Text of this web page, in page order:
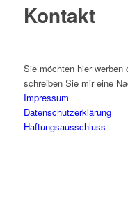
Kontakt
Sie möchten hier werben
schreiben Sie mir eine
Impressum
Datenschutzerklärung
Haftungsausschluss